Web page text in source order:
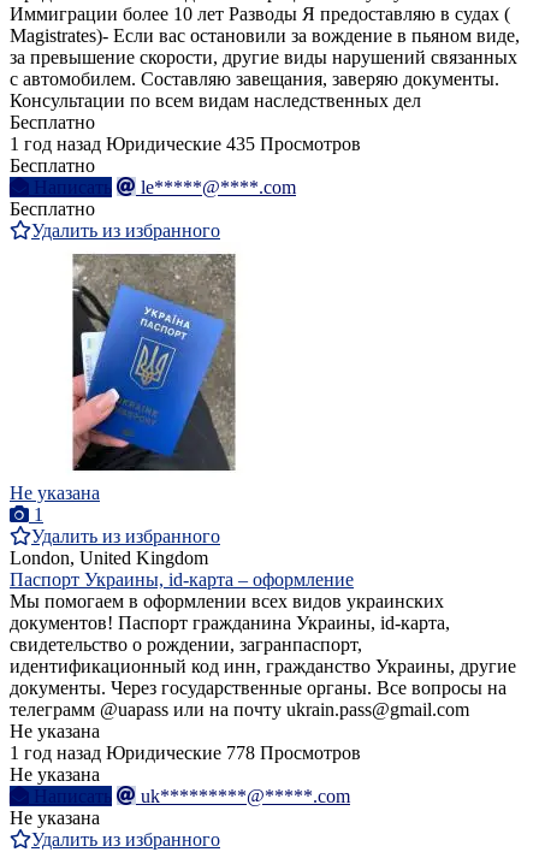
Иммиграции более 10 лет Разводы Я предоставляю в судах (
Magistrates)- Если вас остановили за вождение в пьяном виде,
за превышение скорости, другие виды нарушений связанных
с автомобилем. Составляю завещания, заверяю документы.
Консультации по всем видам наследственных дел
Бесплатно
1 год назад Юридические 435 Просмотров
Бесплатно
Написать
le*****@****.com
Бесплатно
Удалить из избранного
Не указана
1
Удалить из избранного
London, United Kingdom
Паспорт Украины, id-карта – оформление
Мы помогаем в оформлении всех видов украинских
документов! Паспорт гражданина Украины, id-карта,
свидетельство о рождении, загранпаспорт,
идентификационный код инн, гражданство Украины, другие
документы. Через государственные органы. Все вопросы на
телеграмм @uapass или на почту ukrain.pass@gmail.com
Не указана
1 год назад Юридические 778 Просмотров
Не указана
Написать
uk*********@*****.com
Не указана
Удалить из избранного